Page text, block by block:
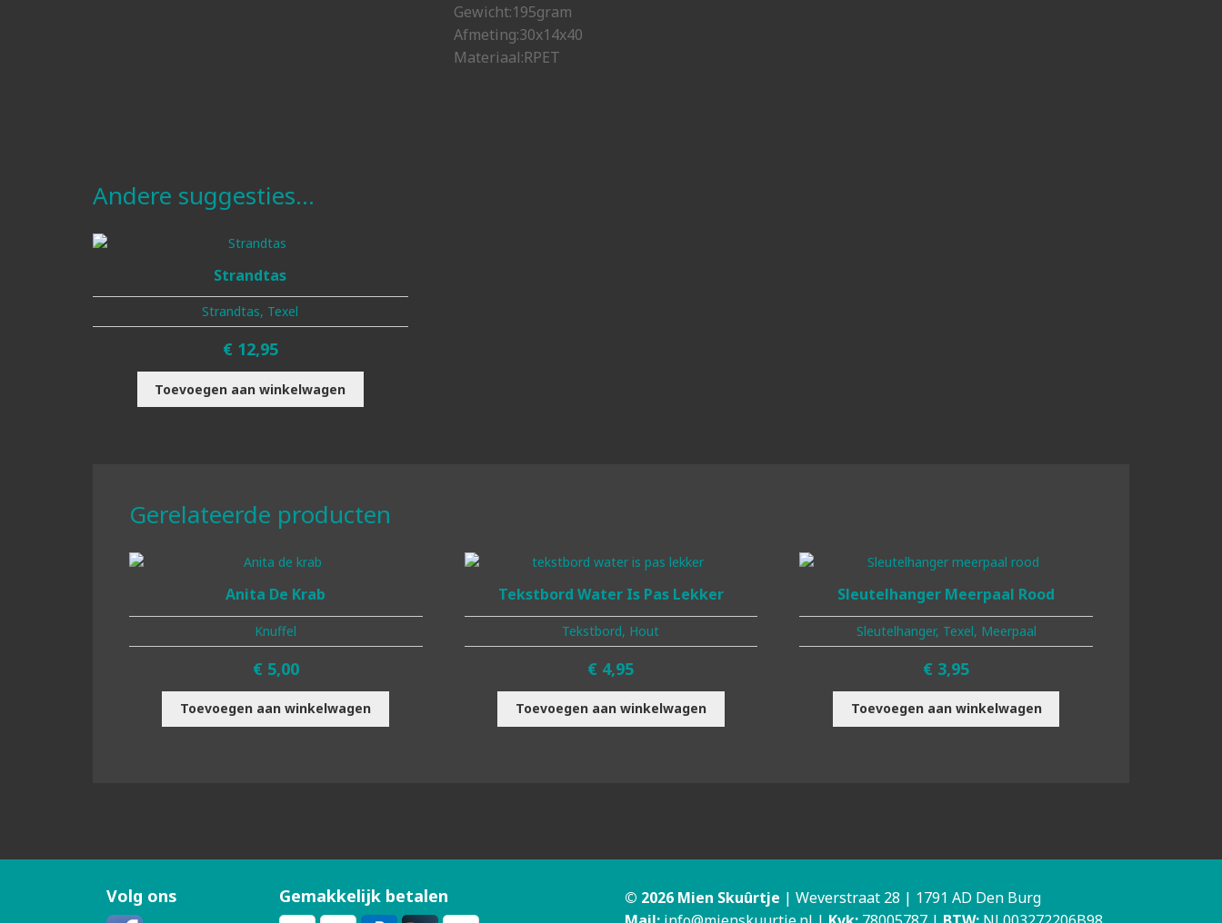
Gewicht:195gram
Afmeting:30x14x40
Materiaal:RPET
Andere suggesties…
Strandtas
Strandtas, Texel
€ 12,95
Toevoegen aan winkelwagen
Gerelateerde producten
Anita De Krab
Knuffel
€ 5,00
Toevoegen aan winkelwagen
Tekstbord Water Is Pas Lekker
Tekstbord, Hout
€ 4,95
Toevoegen aan winkelwagen
Sleutelhanger Meerpaal Rood
Sleutelhanger, Texel, Meerpaal
€ 3,95
Toevoegen aan winkelwagen
Volg ons Gemakkelijk betalen © 2026 Mien Skuûrtje | Weverstraat 28 | 1791 AD Den Burg